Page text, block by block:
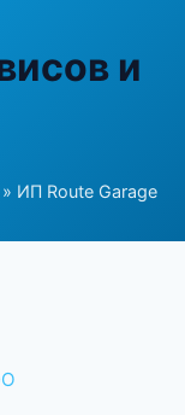
и
» ИП Route Garage